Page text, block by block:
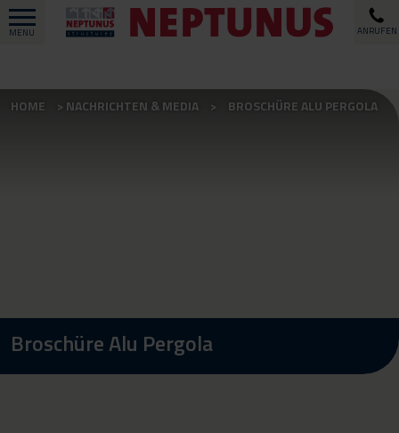
MENU ANRUFEN
HOME NACHRICHTEN & MEDIA BROSCHÜRE ALU PERGOLA
Broschüre Alu Pergola